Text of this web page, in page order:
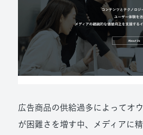
広告商品の供給過多によってオ
が困難さを増す中、メディアに